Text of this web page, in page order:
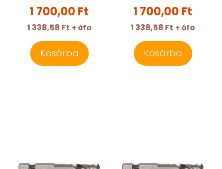
627517000
1 700,00 Ft
1 338,58 Ft + áfa
Kosárba
627515000
1 700,00 Ft
1 338,58 Ft + áfa
Kosárba